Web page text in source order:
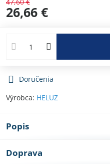
26,66 €
Doručenia
Výrobca: HELUZ
Popis
Doprava